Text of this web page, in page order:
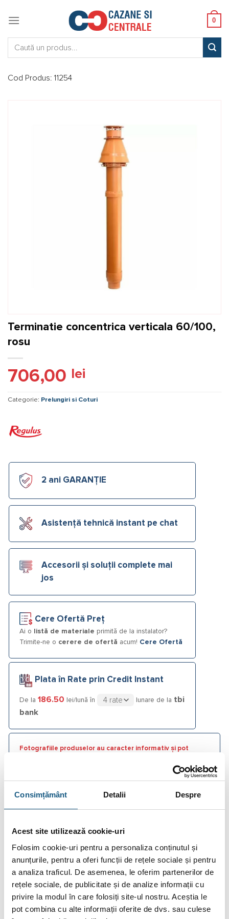
Consimțământ Detalii Despre
Acest site utilizează cookie-uri
Folosim cookie-uri pentru a personaliza conținutul și
anunțurile, pentru a oferi funcții de rețele sociale și pentru
a analiza traficul. De asemenea, le oferim partenerilor de
rețele sociale, de publicitate și de analize informații cu
privire la modul în care folosiți site-ul nostru. Aceștia le
pot combina cu alte informații oferite de dvs. sau culese
0
Cod Produs: 11254
Terminatie concentrica verticala 60/100,
rosu
706,00 lei
Categorie: Prelungiri si Coturi
2 ani GARANȚIE
Asistență tehnică instant pe chat
Accesorii și soluții complete mai
jos
Cere Ofertă Preț
Ai o listă de materiale primită de la instalator?
Trimite-ne o cerere de ofertă acum! Cere Ofertă
Plata în Rate prin Credit Instant
De la 186.50 lei/lună în lunare de la tbi
bank
Fotografiile produselor au caracter informativ și pot
asemenea, unele specificații pot fi modificate de către
producător fără preaviz sau pot conține erori de operare.
DESCRIERE
INFORMAȚII SUPLIMENTARE
BRAND
RECENZII (0)